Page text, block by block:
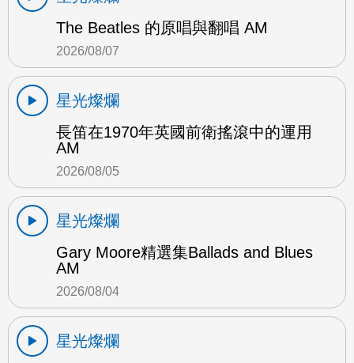
The Beatles 的原唱與翻唱 AM
2026/08/07
星光燦爛
長笛在1970年英國前衛搖滾中的運用
AM
2026/08/05
星光燦爛
Gary Moore精選集Ballads and Blues
AM
2026/08/04
星光燦爛